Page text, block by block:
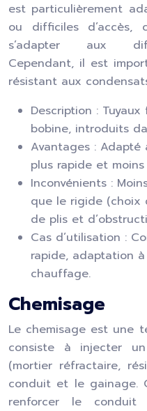
est particulièrement
ou difficiles
s’adapter aux
Cependant, il est
résistant aux
Description :
bobine, introduits
Avantages : Adapté
plus rapide et
Inconvénients :
que le rigide (choix
de plis et
Cas d’utilisation :
rapide, adaptation
chauffage.
Chemisage
Le chemisage est une
consiste à injecter
(mortier réfractaire,
conduit et le gainage.
renforcer le conduit